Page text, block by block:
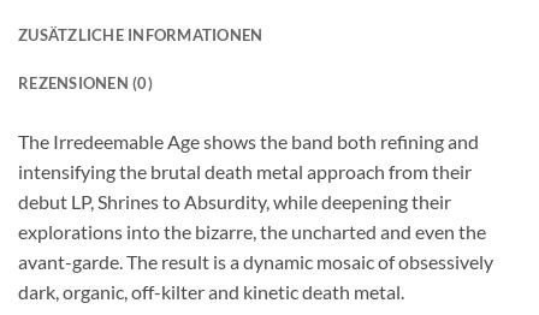
ZUSÄTZLICHE INFORMATIONEN
REZENSIONEN (0)
The Irredeemable Age shows the band both refining and
intensifying the brutal death metal approach from their
debut LP, Shrines to Absurdity, while deepening their
explorations into the bizarre, the uncharted and even the
avant-garde. The result is a dynamic mosaic of obsessively
dark, organic, off-kilter and kinetic death metal.